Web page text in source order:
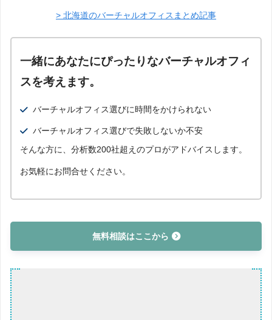
加点について
> 北海道のバーチャルオフィスまとめ記事
一緒にあなたにぴったりなバーチャルオフィ
スを考えます。
バーチャルオフィス選びに時間をかけられない
バーチャルオフィス選びで失敗しないか不安
そんな方に、分析数200社超えのプロがアドバイスします。
お気軽にお問合せください。
無料相談はここから